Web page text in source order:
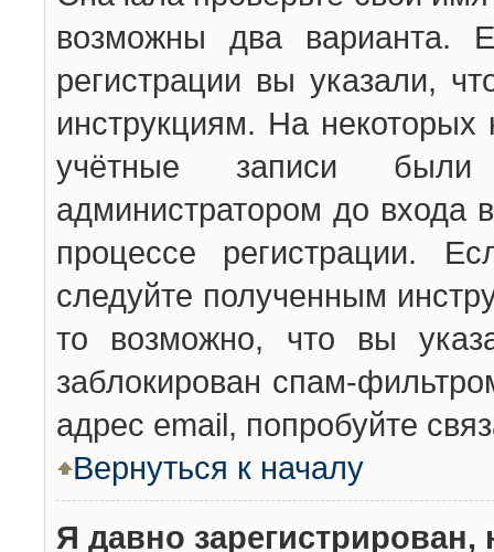
возможны два варианта.
регистрации вы указали,
инструкциям. На
учётные записи были
администратором до входа
процессе регистрации.
следуйте полученным
то возможно, что вы
заблокирован спам-
адрес email, попробуйте
Вернуться к началу
Я давно